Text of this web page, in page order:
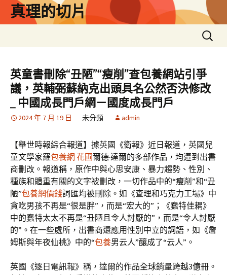
真理的切片
搜
尋
鍵
字:
英童書刪除“丑陋”“瘦削”查包養網站引爭
議，英輔弼蘇納克出頭具名公然否決修改
_ 中國成長門戶網－國度成長門戶
2024 年 7 月 19 日 未分類 admin
【舉世時報綜合報道】據英國《衛報》近日報道，英國兒
童文學家羅包養網 花圃爾德·達爾的多部作品，均遭到出書
商刪改。報道稱，原作中與心思安康、暴力趨勢、性別、
種族和體重有關的文字被刪改，一切作品中的“瘦削”和“丑
陋”包養網價錢詞匯均被刪除。如《查理和巧克力工場》中
貪吃男孩不再是“很是胖”，而是“宏大的”；《蠢特佳耦》
中的蠢特太太不再是“丑陋且令人討厭的”，而是“令人討厭
的”。在一些處所，出書商還應用性別中立的詞語，如《詹
姆斯與年夜仙桃》中的“包養男云人”釀成了“云人”。
英國《逐日電訊報》稱，達爾的作品全球銷量跨越3億冊。